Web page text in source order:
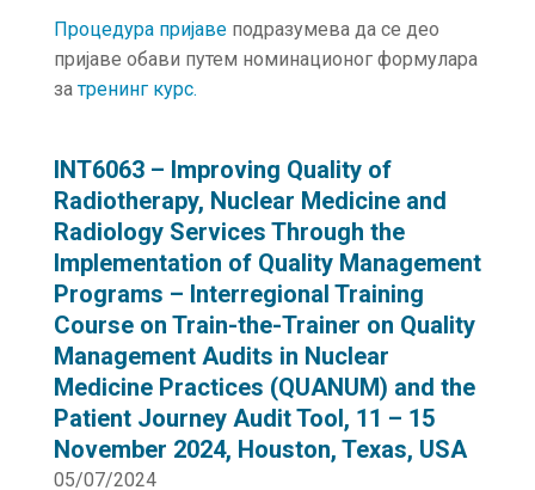
Процедура пријавеподразумева да се део
пријаве обави путем номинационог формулара
затренинг курс.
INT6063 – Improving Quality of
Radiotherapy, Nuclear Medicine and
Radiology Services Through the
Implementation of Quality Management
Programs – Interregional Training
Course on Train-the-Trainer on Quality
Management Audits in Nuclear
Medicine Practices (QUANUM) and the
Patient Journey Audit Tool, 11 – 15
November 2024, Houston, Texas, USA
05/07/2024